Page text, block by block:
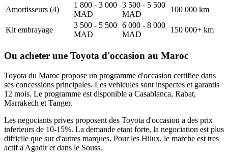
Amortisseurs (4)
1 800 - 3 000
MAD
3 500 - 5 500
MAD
100 000 km
Kit embrayage
3 500 - 5 500
MAD
6 000 - 8 000
MAD
150 000+ km
Ou acheter une Toyota d'occasion au Maroc
Toyota du Maroc propose un programme d'occasion certifiee dans
ses concessions principales. Les vehicules sont inspectes et garantis
12 mois. Le programme est disponible a Casablanca, Rabat,
Marrakech et Tanger.
Les negociants prives proposent des Toyota d'occasion a des prix
inferieurs de 10-15%. La demande etant forte, la negociation est plus
difficile que sur d'autres marques. Pour les Hilux, le marche est tres
actif a Agadir et dans le Souss.